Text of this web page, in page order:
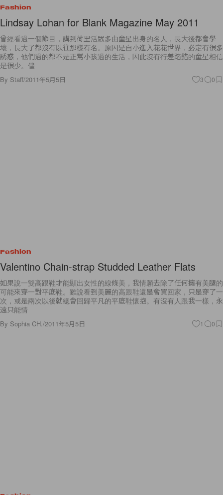
Fashion
Lindsay Lohan for Blank Magazine May 2011
曾經看過一個節目，講到荷里活眾多由童星出身的名人，長大後都會學
壞，長大了都沒有以往那樣有名。原因是自小進入花花世界，必定有很多
誘惑，他們過的都不是正常小孩過的生活，因此沒有行差踏錯的童星相信
是很少。儘
By Staff/2011年5月5日 3 0
Fashion
Valentino Chain-strap Studded Leather Flats
如果說一雙高跟鞋才能顯出女性的線條美，我情願去除了任何擁有美腿的
可能來穿一對平底鞋。雖說看到美麗的高跟鞋還是會買回家，只是穿了一
次，或是兩次以後就總會回歸平凡的平底鞋懷抱。有沒有人跟我一樣，永
遠只能情
By Sophia CH./2011年5月5日 1 0